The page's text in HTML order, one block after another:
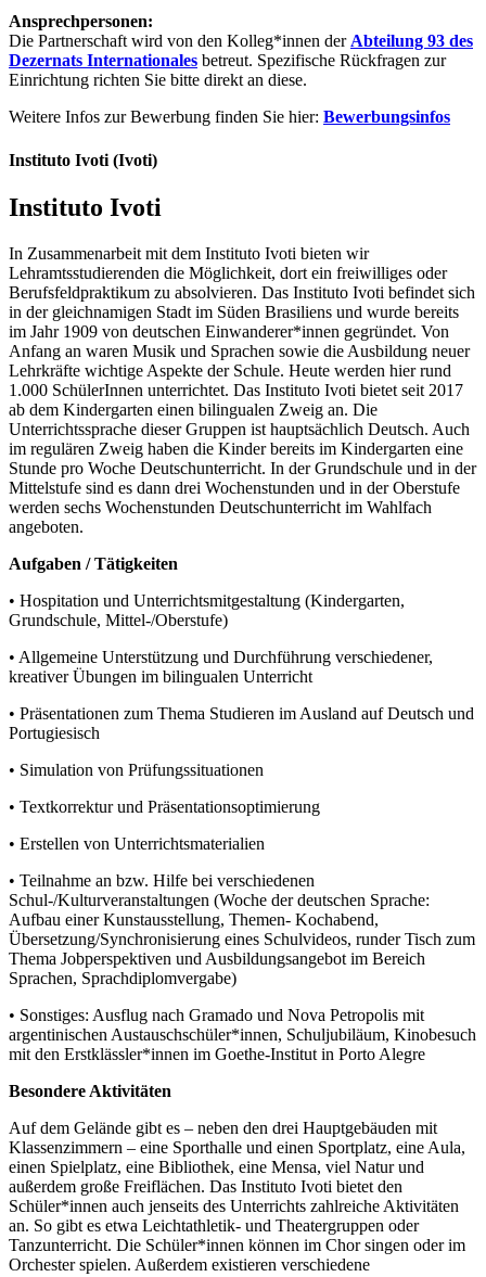
Ansprechpersonen:
Die Partnerschaft wird von den Kolleg*innen der Abteilung 93 des
Dezernats Internationales betreut. Spezifische Rückfragen zur
Einrichtung richten Sie bitte direkt an diese.
Weitere Infos zur Bewerbung finden Sie hier: Bewerbungsinfos
Instituto Ivoti (Ivoti)
Instituto Ivoti
In Zusammenarbeit mit dem Instituto Ivoti bieten wir
Lehramtsstudierenden die Möglichkeit, dort ein freiwilliges oder
Berufsfeldpraktikum zu absolvieren. Das Instituto Ivoti befindet sich
in der gleichnamigen Stadt im Süden Brasiliens und wurde bereits
im Jahr 1909 von deutschen Einwanderer*innen gegründet. Von
Anfang an waren Musik und Sprachen sowie die Ausbildung neuer
Lehrkräfte wichtige Aspekte der Schule. Heute werden hier rund
1.000 SchülerInnen unterrichtet. Das Instituto Ivoti bietet seit 2017
ab dem Kindergarten einen bilingualen Zweig an. Die
Unterrichtssprache dieser Gruppen ist hauptsächlich Deutsch. Auch
im regulären Zweig haben die Kinder bereits im Kindergarten eine
Stunde pro Woche Deutschunterricht. In der Grundschule und in der
Mittelstufe sind es dann drei Wochenstunden und in der Oberstufe
werden sechs Wochenstunden Deutschunterricht im Wahlfach
angeboten.
Aufgaben / Tätigkeiten
• Hospitation und Unterrichtsmitgestaltung (Kindergarten,
Grundschule, Mittel-/Oberstufe)
• Allgemeine Unterstützung und Durchführung verschiedener,
kreativer Übungen im bilingualen Unterricht
• Präsentationen zum Thema Studieren im Ausland auf Deutsch und
Portugiesisch
• Simulation von Prüfungssituationen
• Textkorrektur und Präsentationsoptimierung
• Erstellen von Unterrichtsmaterialien
• Teilnahme an bzw. Hilfe bei verschiedenen
Schul-/Kulturveranstaltungen (Woche der deutschen Sprache:
Aufbau einer Kunstausstellung, Themen- Kochabend,
Übersetzung/Synchronisierung eines Schulvideos, runder Tisch zum
Thema Jobperspektiven und Ausbildungsangebot im Bereich
Sprachen, Sprachdiplomvergabe)
• Sonstiges: Ausflug nach Gramado und Nova Petropolis mit
argentinischen Austauschschüler*innen, Schuljubiläum, Kinobesuch
mit den Erstklässler*innen im Goethe-Institut in Porto Alegre
Besondere Aktivitäten
Auf dem Gelände gibt es – neben den drei Hauptgebäuden mit
Klassenzimmern – eine Sporthalle und einen Sportplatz, eine Aula,
einen Spielplatz, eine Bibliothek, eine Mensa, viel Natur und
außerdem große Freiflächen. Das Instituto Ivoti bietet den
Schüler*innen auch jenseits des Unterrichts zahlreiche Aktivitäten
an. So gibt es etwa Leichtathletik- und Theatergruppen oder
Tanzunterricht. Die Schüler*innen können im Chor singen oder im
Orchester spielen. Außerdem existieren verschiedene